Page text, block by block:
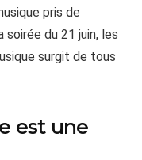
pris de
soirée du 21 juin, les
surgit de tous
est une